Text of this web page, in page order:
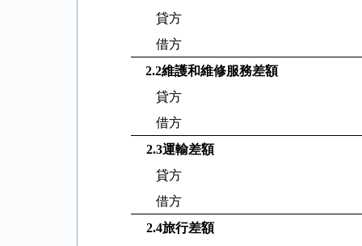
貸方
借方
2.2維護和維修服務差額
貸方
借方
2.3運輸差額
貸方
借方
2.4旅行差額